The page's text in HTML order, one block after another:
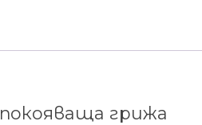
грижа